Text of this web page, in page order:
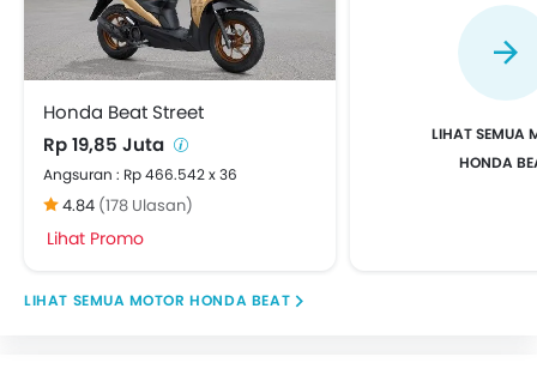
Honda Beat Street
Rp 19,85 Juta
Angsuran : Rp 466.542 x 36
4.84 (178 Ulasan)
Lihat Promo
HONDA
MOTOR HONDA BEAT